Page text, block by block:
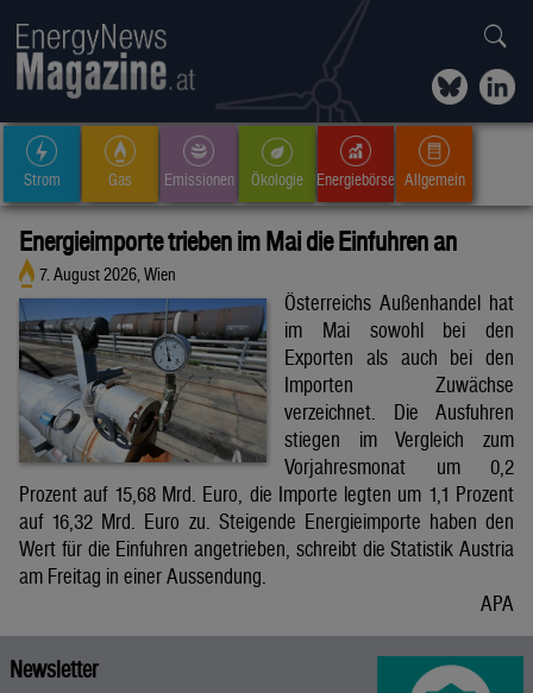
Strom Gas Emissionen Ökologie Energiebörse Allgemein
Energieimporte trieben im Mai die Einfuhren an
7. August 2026, Wien
Österreichs Außenhandel hat
im Mai sowohl bei den
Exporten als auch bei den
Importen Zuwächse
verzeichnet. Die Ausfuhren
stiegen im Vergleich zum
Vorjahresmonat um 0,2
Prozent auf 15,68 Mrd. Euro, die Importe legten um 1,1 Prozent
auf 16,32 Mrd. Euro zu. Steigende Energieimporte haben den
Wert für die Einfuhren angetrieben, schreibt die Statistik Austria
am Freitag in einer Aussendung.
APA
Newsletter